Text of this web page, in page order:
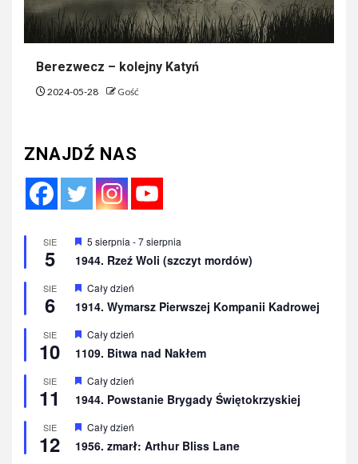
Berezwecz – kolejny Katyń
2024-05-28 Gość
ZNAJDŹ NAS
SIE
5
Wyróżnione
5 sierpnia-7 sierpnia
1944. Rzeź Woli (szczyt mordów)
SIE
6
Wyróżnione
Cały dzień
1914. Wymarsz Pierwszej Kompanii Kadrowej
SIE
10
Wyróżnione
Cały dzień
1109. Bitwa nad Nakłem
SIE
11
Wyróżnione
Cały dzień
1944. Powstanie Brygady Świętokrzyskiej
SIE
12
Wyróżnione
Cały dzień
1956. zmarł: Arthur Bliss Lane